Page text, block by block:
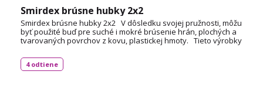
Smirdex brúsne hubky 2x2
Smirdex brúsne hubky 2x2 V dôsledku svojej pružnosti, môžu
byť použité buď pre suché i mokré brúsenie hrán, plochých a
tvarovaných povrchov z kovu, plastickej hmoty. Tieto výrobky
hlinitým aj karbidom kremíka a zrná sú lepené špeciálnou
živicou.
4 odtiene